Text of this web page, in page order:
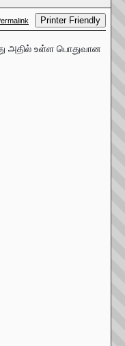
Printer Friendly
அதில் உள்ள பொதுவான